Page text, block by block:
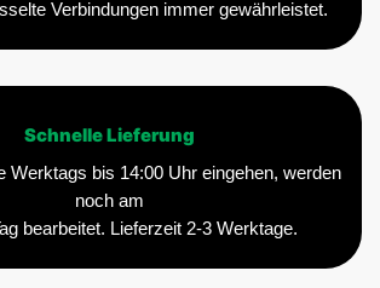
Verbindungen immer gewährleistet.
Schnelle Lieferung
Werktags bis 14:00 Uhr eingehen, werden
noch am
bearbeitet. Lieferzeit 2-3 Werktage.